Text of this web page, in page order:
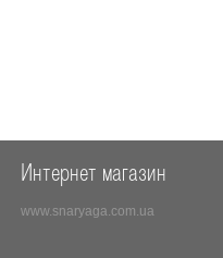
Интернет магазин
www.snaryaga.com.ua